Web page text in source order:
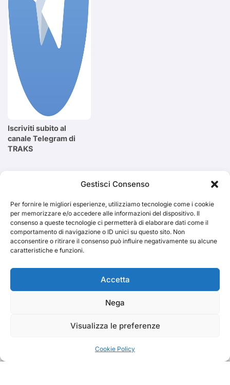
Gestisci Consenso
Per fornire le migliori esperienze, utilizziamo tecnologie come i cookie
per memorizzare e/o accedere alle informazioni del dispositivo. Il
consenso a queste tecnologie ci permetterà di elaborare dati come il
comportamento di navigazione o ID unici su questo sito. Non
acconsentire o ritirare il consenso può influire negativamente su alcune
caratteristiche e funzioni.
Accetta
Nega
Visualizza le preferenze
Cookie Policy
Iscriviti subito al
canale Telegram di
TRAKS
Cerca
TRAKS
Dal 2014 musica indipendente ed emergente